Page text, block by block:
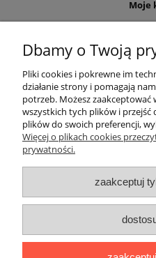
Moje
O
Użycie nazw marek i typów,
odkurzaczy, ma charakter
Dbamy o Twoją
Pliki cookies i pokrewne im
działanie strony i pomagają
potrzeb. Możesz zaakceptować
wszystkich tych plików i
plików do swoich preferencji,
Więcej o plikach cookies
prywatności.
zaakceptuj